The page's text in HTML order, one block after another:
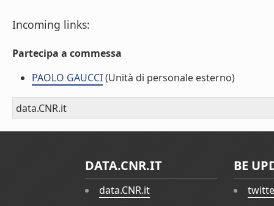
Incoming links:
Partecipa a commessa
PAOLO GAUCCI(Unità di personale esterno)
data.CNR.it
DATA.CNR.IT
data.CNR.it
BE